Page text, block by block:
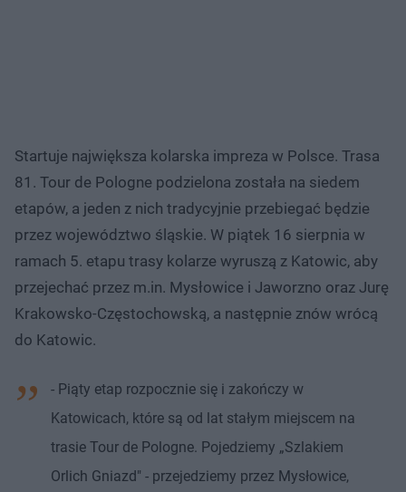
Startuje największa kolarska impreza w Polsce. Trasa
81. Tour de Pologne podzielona została na siedem
etapów, a jeden z nich tradycyjnie przebiegać będzie
przez województwo śląskie. W piątek 16 sierpnia w
ramach 5. etapu trasy kolarze wyruszą z Katowic, aby
przejechać przez m.in. Mysłowice i Jaworzno oraz Jurę
Krakowsko-Częstochowską, a następnie znów wrócą
do Katowic.
- Piąty etap rozpocznie się i zakończy w
Katowicach, które są od lat stałym miejscem na
trasie Tour de Pologne. Pojedziemy „Szlakiem
Orlich Gniazd" - przejedziemy przez Mysłowice,